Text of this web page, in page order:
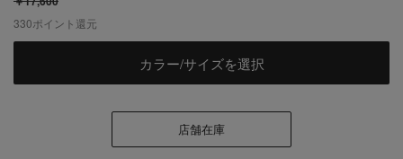
330ポイント還元
カラー/サイズを選択
店舗在庫